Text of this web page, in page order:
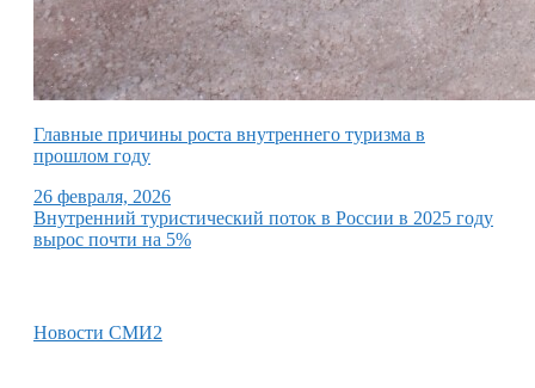
Главные причины роста внутреннего туризма в
прошлом году
26 февраля, 2026
Внутренний туристический поток в России в 2025 году
вырос почти на 5%
Новости СМИ2